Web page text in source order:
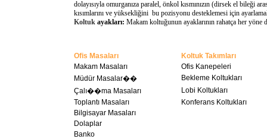
dolayısıyla omurganıza paralel, önkol kısmınızın (dirsek el bileği
kısımlarını ve yüksekliğini bu pozisyonu desteklemesi için
Koltuk ayakları: Makam koltuğunun ayaklarının rahatça her
Ofis Masaları
Koltuk Takımları
Makam Masaları
Ofis Kanepeleri
Müdür Masalar��
Bekleme Koltukları
Çalı��ma Masaları
Lobi Koltukları
Toplantı Masaları
Konferans Koltukları
Bilgisayar Masaları
Dolaplar
Banko